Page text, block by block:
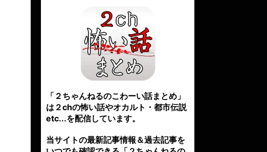
「２ちゃんねるのこわーい話まとめ」
は２chの怖い話やオカルト・都市伝説
etc...を配信しています。
当サイトの最新記事情報＆過去記事を